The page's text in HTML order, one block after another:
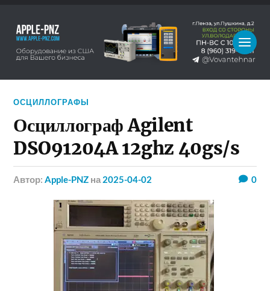
ОСЦИЛЛОГРАФЫ
Осциллограф Agilent
DSO91204A 12ghz 40gs/s
Автор:Apple-PNZ на 2025-04-02 0